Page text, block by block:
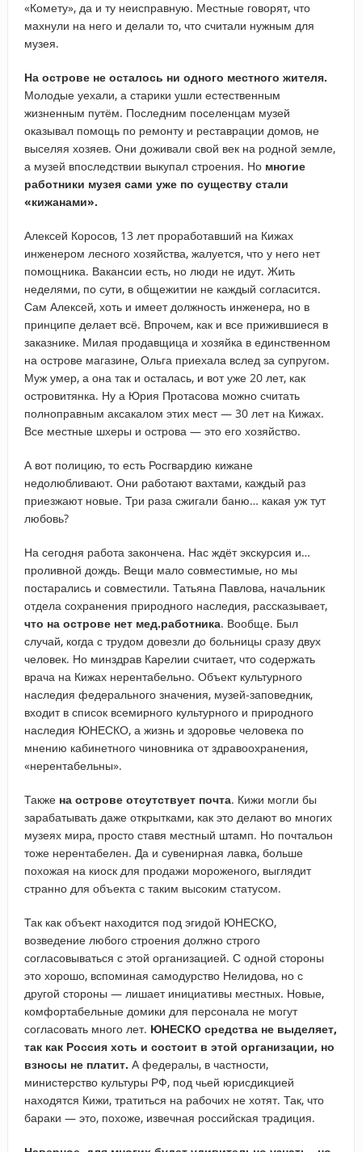
«Комету», да и ту неисправную. Местные говорят, что
махнули на него и делали то, что считали нужным для
музея.
На острове не осталось ни одного местного жителя.
Молодые уехали, а старики ушли естественным
жизненным путём. Последним поселенцам музей
оказывал помощь по ремонту и реставрации домов, не
выселяя хозяев. Они доживали свой век на родной земле,
а музей впоследствии выкупал строения. Но многие
работники музея сами уже по существу стали
«кижанами».
Алексей Коросов, 13 лет проработавший на Кижах
инженером лесного хозяйства, жалуется, что у него нет
помощника. Вакансии есть, но люди не идут. Жить
неделями, по сути, в общежитии не каждый согласится.
Сам Алексей, хоть и имеет должность инженера, но в
принципе делает всё. Впрочем, как и все прижившиеся в
заказнике. Милая продавщица и хозяйка в единственном
на острове магазине, Ольга приехала вслед за супругом.
Муж умер, а она так и осталась, и вот уже 20 лет, как
островитянка. Ну а Юрия Протасова можно считать
полноправным аксакалом этих мест — 30 лет на Кижах.
Все местные шхеры и острова — это его хозяйство.
А вот полицию, то есть Росгвардию кижане
недолюбливают. Они работают вахтами, каждый раз
приезжают новые. Три раза сжигали баню… какая уж тут
любовь?
На сегодня работа закончена. Нас ждёт экскурсия и…
проливной дождь. Вещи мало совместимые, но мы
постарались и совместили. Татьяна Павлова, начальник
отдела сохранения природного наследия, рассказывает,
что на острове нет мед.работника. Вообще. Был
случай, когда с трудом довезли до больницы сразу двух
человек. Но минздрав Карелии считает, что содержать
врача на Кижах нерентабельно. Объект культурного
наследия федерального значения, музей-заповедник,
входит в список всемирного культурного и природного
наследия ЮНЕСКО, а жизнь и здоровье человека по
мнению кабинетного чиновника от здравоохранения,
«нерентабельны».
Также на острове отсутствует почта. Кижи могли бы
зарабатывать даже открытками, как это делают во многих
музеях мира, просто ставя местный штамп. Но почтальон
тоже нерентабелен. Да и сувенирная лавка, больше
похожая на киоск для продажи мороженого, выглядит
странно для объекта с таким высоким статусом.
Так как объект находится под эгидой ЮНЕСКО,
возведение любого строения должно строго
согласовываться с этой организацией. С одной стороны
это хорошо, вспоминая самодурство Нелидова, но с
другой стороны — лишает инициативы местных. Новые,
комфортабельные домики для персонала не могут
согласовать много лет. ЮНЕСКО средства не выделяет,
так как Россия хоть и состоит в этой организации, но
взносы не платит. А федералы, в частности,
министерство культуры РФ, под чьей юрисдикцией
находятся Кижи, тратиться на рабочих не хотят. Так, что
бараки — это, похоже, извечная российская традиция.